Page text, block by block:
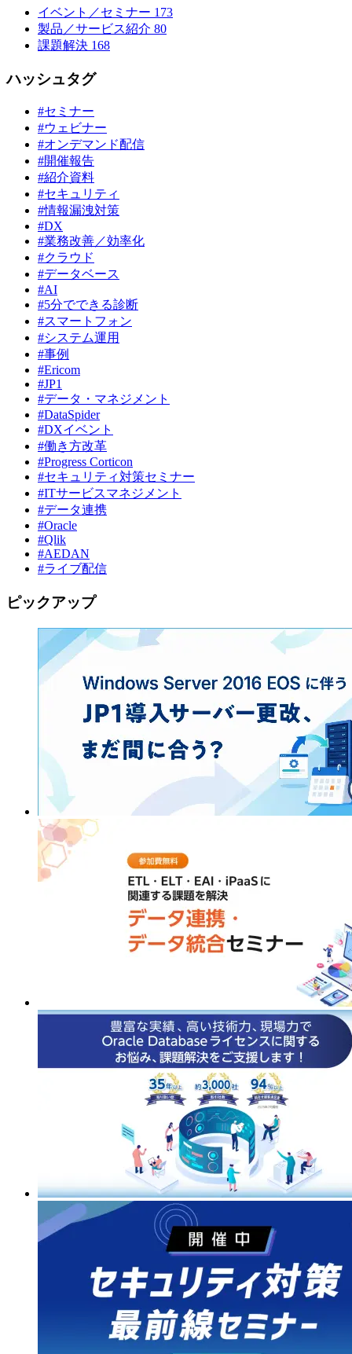
イベント／セミナー 173
製品／サービス紹介 80
課題解決 168
ハッシュタグ
#セミナー
#ウェビナー
#オンデマンド配信
#開催報告
#紹介資料
#セキュリティ
#情報漏洩対策
#DX
#業務改善／効率化
#クラウド
#データベース
#AI
#5分でできる診断
#スマートフォン
#システム運用
#事例
#Ericom
#JP1
#データ・マネジメント
#DataSpider
#DXイベント
#働き方改革
#Progress Corticon
#セキュリティ対策セミナー
#ITサービスマネジメント
#データ連携
#Oracle
#Qlik
#AEDAN
#ライブ配信
ピックアップ